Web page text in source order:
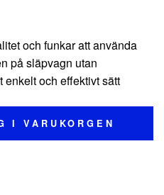
och funkar att använda
på släpvagn utan
enkelt och effektivt sätt
I VARUKORGEN